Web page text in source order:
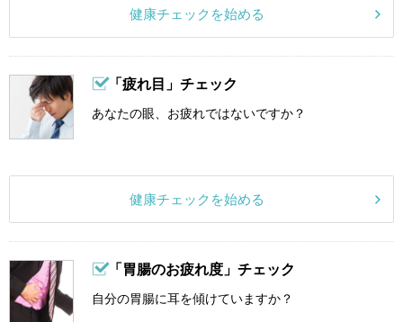
健康チェックを始める
「疲れ目」チェック
あなたの眼、お疲れではないですか？
健康チェックを始める
「胃腸のお疲れ度」チェック
自分の胃腸に耳を傾けていますか？